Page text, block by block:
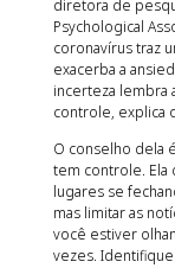
diretora de
Psychological
coronavírus traz
exacerba a
incerteza lembra
controle, explica
O conselho dela
tem controle. Ela
lugares se
mas limitar as
você estiver
vezes. Identifique